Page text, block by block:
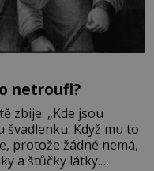
netroufl?
zbije. „Kde jsou
švadlenku. Když mu to
protože žádné nemá,
a štůčky látky.